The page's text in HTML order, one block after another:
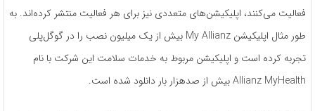
فعالیت می‌کنند، اپلیکیشن‌های متعددی نیز برای هر فعالیت منتشر کرده‌اند. به
طور مثال اپلیکیشن My Allianz بیش از یک میلیون نصب را در گوگل‌پلی
تجربه کرده است و اپلیکیشن مربوط به خدمات سلامت این شرکت با نام
Allianz MyHealth بیش از صدهزار بار دانلود شده است.